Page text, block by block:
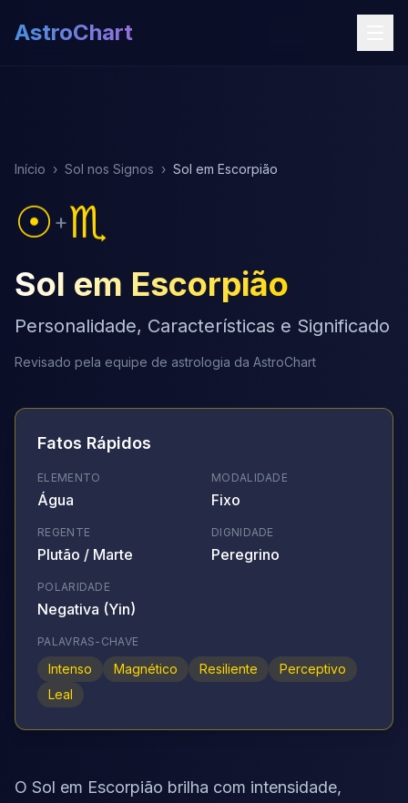
AstroChart
Início › Sol nos Signos › Sol em Escorpião
☉ +♏
Sol em Escorpião
Personalidade, Características e Significado
Revisado pela equipe de astrologia da AstroChart
Fatos Rápidos
ELEMENTO
Água
MODALIDADE
Fixo
REGENTE
Plutão / Marte
DIGNIDADE
Peregrino
POLARIDADE
Negativa (Yin)
PALAVRAS-CHAVE
Intenso Magnético Resiliente
Perceptivo
Leal
O Sol em Escorpião brilha com intensidade,